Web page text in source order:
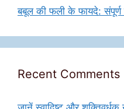
बबूल की फली के फायदे: संपूर्ण
Recent Comments